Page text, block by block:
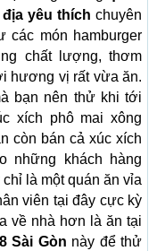
yêu thích chuyên
món hamburger
chất lượng, thơm
hương vị rất vừa ăn.
bạn nên thử khi tới
xích phô mai xông
còn bán cả xúc xích
những khách hàng
là một quán ăn vỉa
viên tại đây cực kỳ
về nhà hơn là ăn tại
Sài Gòn này để thử